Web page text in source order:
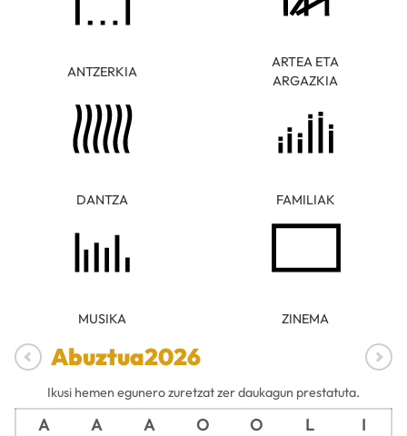
ANTZERKIA
ARTEA ETA
ARGAZKIA
DANTZA FAMILIAK
MUSIKA ZINEMA
Abuztua2026
Ikusi hemen egunero zuretzat zer daukagun prestatuta.
A A A O O L I